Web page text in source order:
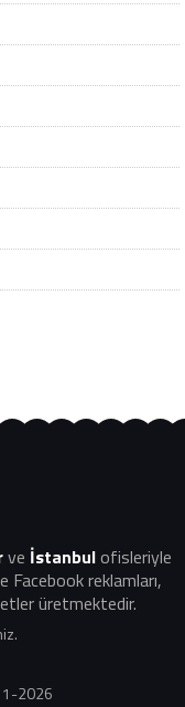
ve İstanbulofisleriyle
Facebook reklamları,
üretmektedir.
2026